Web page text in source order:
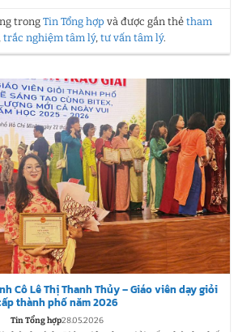
trong Tin Tổng hợp và được gắn thẻ tham
trắc nghiệm tâm lý, tư vấn tâm lý.
Cô Lê Thị Thanh Thủy – Giáo viên dạy giỏi
thành phố năm 2026
Tin Tổng hợp28.05.2026